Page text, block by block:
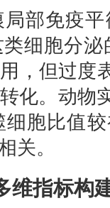
部免疫
细胞分泌
，但过度
化。动物
胞比值
关。
维指标构